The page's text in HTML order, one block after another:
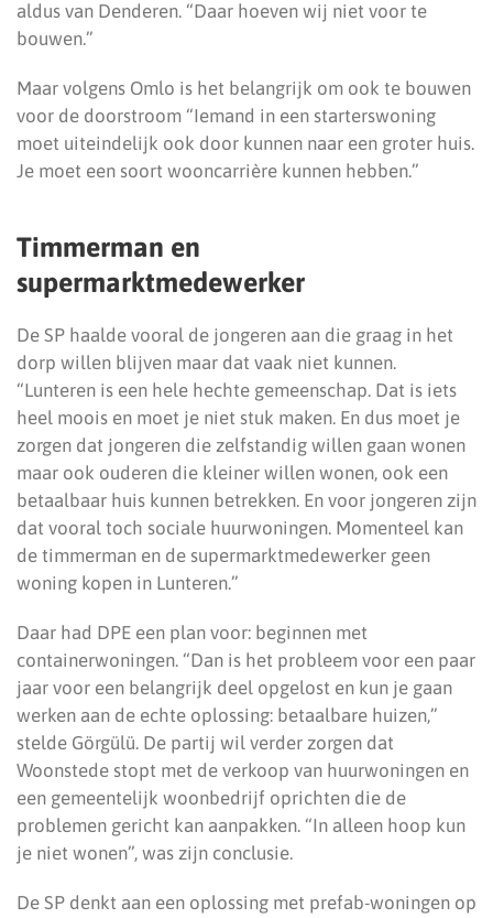
aldus van Denderen. “Daar hoeven wij niet voor te
bouwen.”
Maar volgens Omlo is het belangrijk om ook te bouwen
voor de doorstroom “Iemand in een starterswoning
moet uiteindelijk ook door kunnen naar een groter huis.
Je moet een soort wooncarrière kunnen hebben.”
Timmerman en
supermarktmedewerker
De SP haalde vooral de jongeren aan die graag in het
dorp willen blijven maar dat vaak niet kunnen.
“Lunteren is een hele hechte gemeenschap. Dat is iets
heel moois en moet je niet stuk maken. En dus moet je
zorgen dat jongeren die zelfstandig willen gaan wonen
maar ook ouderen die kleiner willen wonen, ook een
betaalbaar huis kunnen betrekken. En voor jongeren zijn
dat vooral toch sociale huurwoningen. Momenteel kan
de timmerman en de supermarktmedewerker geen
woning kopen in Lunteren.”
Daar had DPE een plan voor: beginnen met
containerwoningen. “Dan is het probleem voor een paar
jaar voor een belangrijk deel opgelost en kun je gaan
werken aan de echte oplossing: betaalbare huizen,”
stelde Görgülü. De partij wil verder zorgen dat
Woonstede stopt met de verkoop van huurwoningen en
een gemeentelijk woonbedrijf oprichten die de
problemen gericht kan aanpakken. “In alleen hoop kun
je niet wonen”, was zijn conclusie.
De SP denkt aan een oplossing met prefab-woningen op